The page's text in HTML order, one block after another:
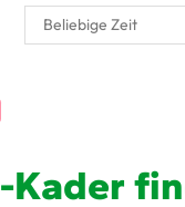
Kader